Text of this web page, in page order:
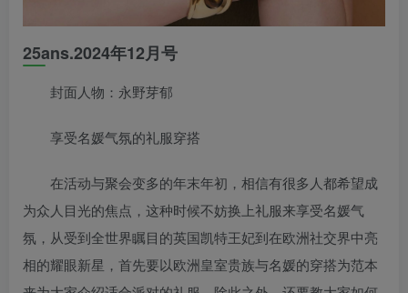
25ans.2024年12月号
封面人物：永野芽郁
享受名媛气氛的礼服穿搭
在活动与聚会变多的年末年初，相信有很多人都希望成
为众人目光的焦点，这种时候不妨换上礼服来享受名媛气
氛，从受到全世界瞩目的英国凯特王妃到在欧洲社交界中亮
相的耀眼新星，首先要以欧洲皇室贵族与名媛的穿搭为范本